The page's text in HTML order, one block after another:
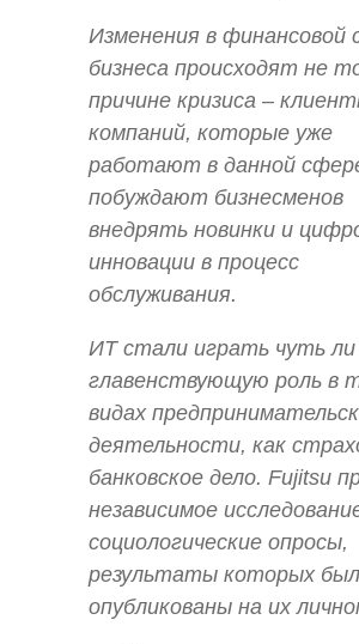
Изменения в финансовой
бизнеса происходят не
причине кризиса –
компаний, которые уже
работают в данной
побуждают бизнесменов
внедрять новинки и
инновации в процесс
обслуживания.
ИТ стали играть чуть ли
главенствующую роль в
видах
деятельности, как
банковское дело. Fujitsu
независимое
социологические опросы,
результаты которых
опубликованы на их